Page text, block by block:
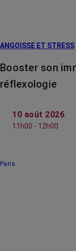
ANGOISSE ET STRESS
Booster son
réflexologie
10 août 2026
11h00 - 12h00
Paris